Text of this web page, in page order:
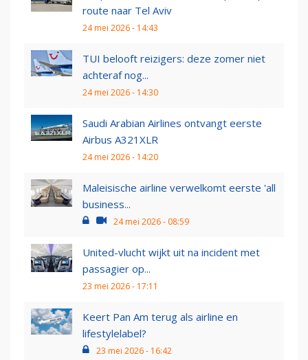
route naar Tel Aviv
24 mei 2026 - 14:43
TUI belooft reizigers: deze zomer niet
achteraf nog...
24 mei 2026 - 14:30
Saudi Arabian Airlines ontvangt eerste
Airbus A321XLR
24 mei 2026 - 14:20
Maleisische airline verwelkomt eerste 'all
business...
24 mei 2026 - 08:59
United-vlucht wijkt uit na incident met
passagier op...
23 mei 2026 - 17:11
Keert Pan Am terug als airline en
lifestylelabel?
23 mei 2026 - 16:42